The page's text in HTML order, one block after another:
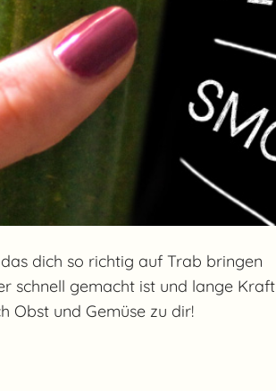
dich so richtig auf Trab bringen
schnell gemacht ist und lange Kraft
Obst und Gemüse zu dir!